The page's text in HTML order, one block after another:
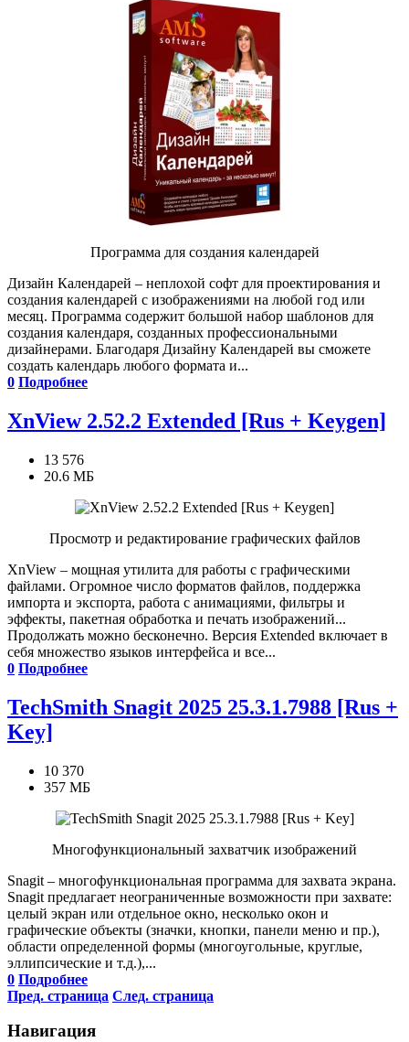
Программа для создания календарей
Дизайн Календарей – неплохой софт для проектирования и
создания календарей с изображениями на любой год или
месяц. Программа содержит большой набор шаблонов для
создания календаря, созданных профессиональными
дизайнерами. Благодаря Дизайну Календарей вы сможете
создать календарь любого формата и...
0 Подробнее
XnView 2.52.2 Extended [Rus + Keygen]
13 576
20.6 МБ
Просмотр и редактирование графических файлов
XnView – мощная утилита для работы с графическими
файлами. Огромное число форматов файлов, поддержка
импорта и экспорта, работа с анимациями, фильтры и
эффекты, пакетная обработка и печать изображений...
Продолжать можно бесконечно. Версия Extended включает в
себя множество языков интерфейса и все...
0 Подробнее
TechSmith Snagit 2025 25.3.1.7988 [Rus +
Key]
10 370
357 МБ
Многофункциональный захватчик изображений
Snagit – многофункциональная программа для захвата экрана.
Snagit предлагает неограниченные возможности при захвате:
целый экран или отдельное окно, несколько окон и
графические объекты (значки, кнопки, панели меню и пр.),
области определенной формы (многоугольные, круглые,
эллипсические и т.д.),...
0 Подробнее
Пред. страница След. страница
Навигация